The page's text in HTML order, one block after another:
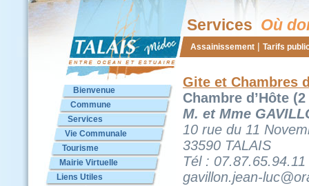
Services Où
Assainissement | Tarifs
Gite et Chambres
Chambre d’Hôte
M. et Mme
10 rue du 11
33590 TALAIS
Tél : 07.87.65.94.11
gavillon.jean-
Bienvenue
Commune
Services
Vie Communale
Tourisme
Mairie Virtuelle
Liens Utiles